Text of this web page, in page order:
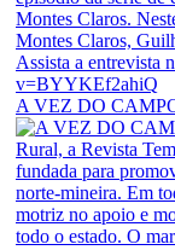
A VEZ DO